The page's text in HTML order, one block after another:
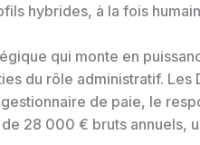
hybrides, à la fois
qui monte en
du rôle administratif.
de paie, le
28 000 € bruts annuels,